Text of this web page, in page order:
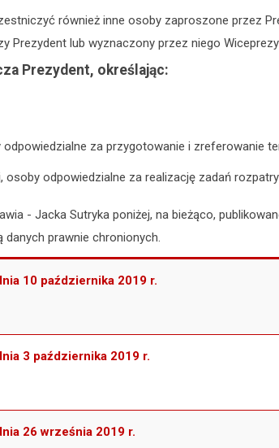
również inne osoby zaproszone przez
Prezydent lub wyznaczony przez niego
Prezydent, określając:
za przygotowanie i zreferowanie
osoby odpowiedzialne za realizację zadań
- Jacka Sutryka poniżej, na bieżąco,
prawnie chronionych.
10 października 2019 r.
3 października 2019 r.
26 września 2019 r.